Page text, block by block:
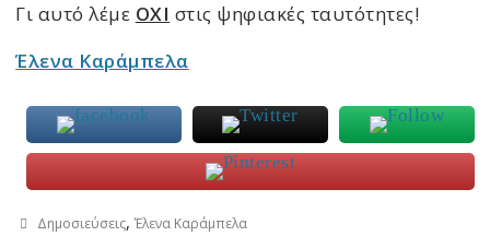
Γι αυτό λέμε ΟΧΙ στις ψηφιακές ταυτότητες!
Έλενα Καράμπελα
Δημοσιεύσεις,Έλενα Καράμπελα